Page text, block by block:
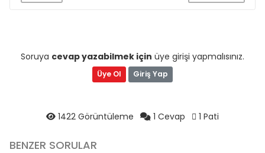
Soruya cevap yazabilmek için üye girişi yapmalısınız.
Üye Ol Giriş Yap
1422 Görüntüleme 1 Cevap 1 Pati
BENZER SORULAR